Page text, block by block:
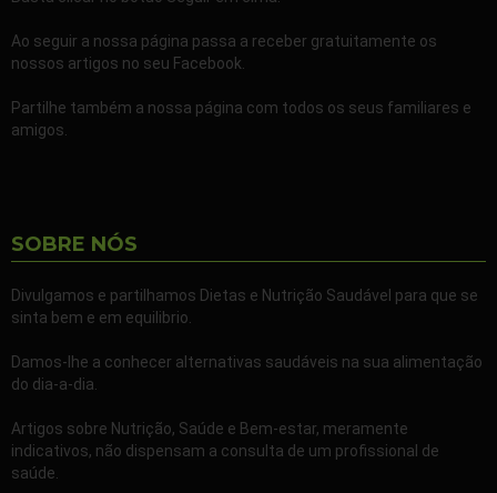
Ao seguir a nossa página passa a receber gratuitamente os
nossos artigos no seu Facebook.
Partilhe também a nossa página com todos os seus familiares e
amigos.
SOBRE NÓS
Divulgamos e partilhamos Dietas e Nutrição Saudável para que se
sinta bem e em equilibrio.
Damos-lhe a conhecer alternativas saudáveis na sua alimentação
do dia-a-dia.
Artigos sobre Nutrição, Saúde e Bem-estar, meramente
indicativos, não dispensam a consulta de um profissional de
saúde.